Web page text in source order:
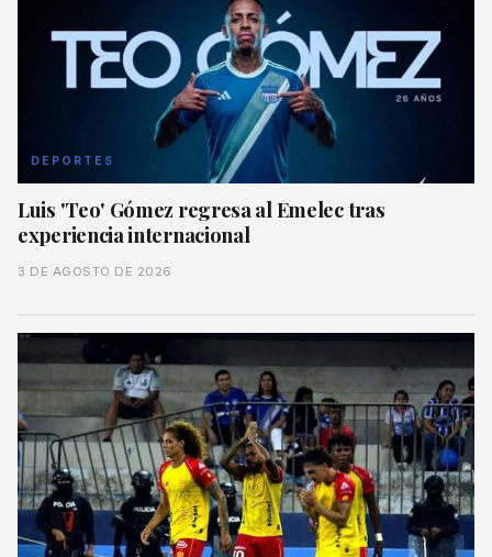
DEPORTES
Luis 'Teo' Gómez regresa al Emelec tras
experiencia internacional
3 DE AGOSTO DE 2026